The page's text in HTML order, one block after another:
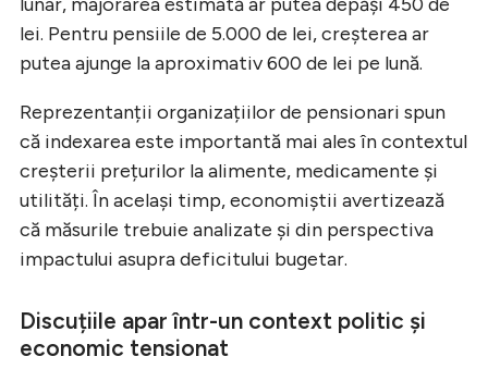
lei. Pentru pensiile de 5.000 de lei, creșterea ar
putea ajunge la aproximativ 600 de lei pe lună.
Reprezentanții organizațiilor de pensionari spun
că indexarea este importantă mai ales în contextul
creșterii prețurilor la alimente, medicamente și
utilități. În același timp, economiștii avertizează
că măsurile trebuie analizate și din perspectiva
impactului asupra deficitului bugetar.
Discuțiile apar într-un context politic și
economic tensionat